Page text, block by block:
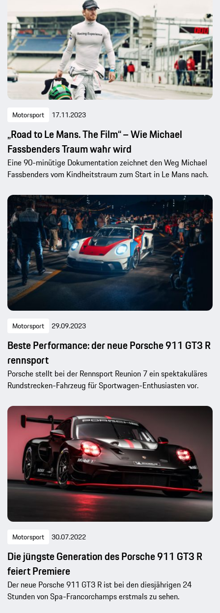
Motorsport 17.11.2023
„Road to Le Mans. The Film“ – Wie Michael
Fassbenders Traum wahr wird
Eine 90-minütige Dokumentation zeichnet den Weg Michael
Fassbenders vom Kindheitstraum zum Start in Le Mans nach.
Motorsport 29.09.2023
Beste Performance: der neue Porsche 911 GT3 R
rennsport
Porsche stellt bei der Rennsport Reunion 7 ein spektakuläres
Rundstrecken-Fahrzeug für Sportwagen-Enthusiasten vor.
Motorsport 30.07.2022
Die jüngste Generation des Porsche 911 GT3 R
feiert Premiere
Der neue Porsche 911 GT3 R ist bei den diesjährigen 24
Stunden von Spa-Francorchamps erstmals zu sehen.